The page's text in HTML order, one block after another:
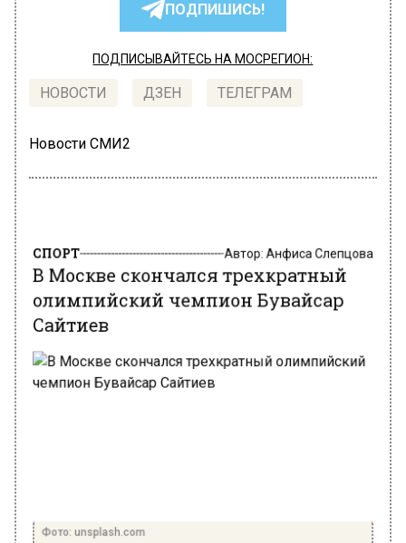
ПОДПИШИСЬ!
ПОДПИСЫВАЙТЕСЬ НА МОСРЕГИОН:
НОВОСТИ ДЗЕН ТЕЛЕГРАМ
Новости СМИ2
В Москве скончался трехкратный
олимпийский чемпион Бувайсар
Сайтиев